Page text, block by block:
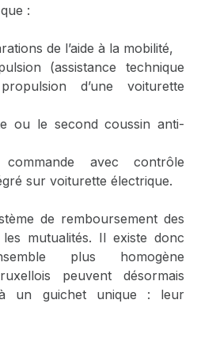
:
de l’aide à la mobilité,
(assistance technique
d’une voiturette
ou le second coussin anti-
avec contrôle
sur voiturette électrique.
de remboursement des
mutualités. Il existe donc
plus homogène
peuvent désormais
à un guichet unique : leur